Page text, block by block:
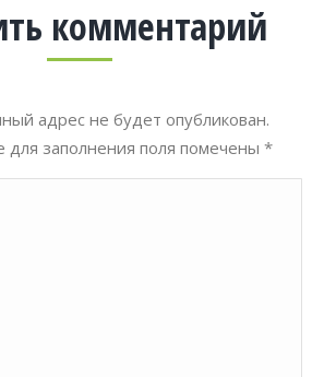
комментарий
адрес не будет опубликован.
для заполнения поля помечены *